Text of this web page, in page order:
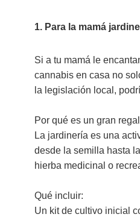
1. Para la mamá
Si a tu mamá le
cannabis en casa no
la legislación local,
Por qué es un gran
La jardinería es una
desde la semilla hasta
hierba medicinal o
Qué incluir:
Un kit de cultivo inicial